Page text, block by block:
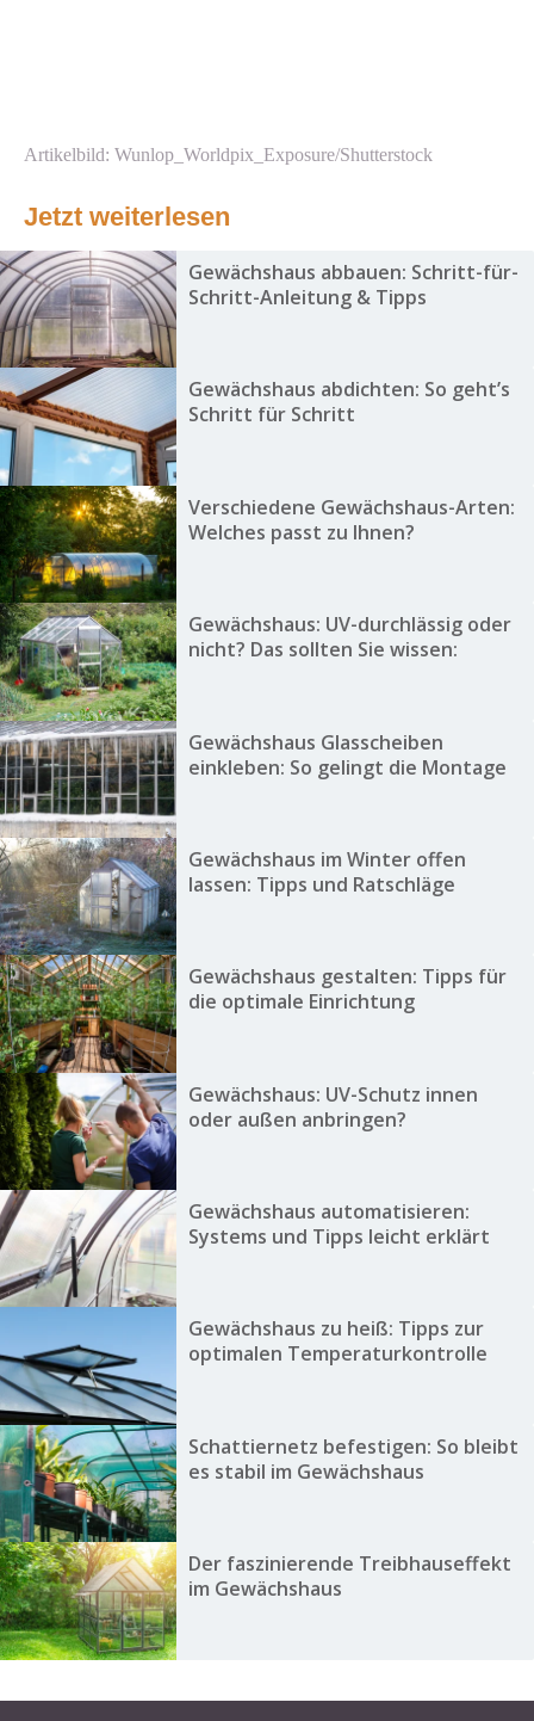
Artikelbild: Wunlop_Worldpix_Exposure/Shutterstock
Jetzt weiterlesen
Gewächshaus abbauen: Schritt-für-
Schritt-Anleitung & Tipps
Gewächshaus abdichten: So geht’s
Schritt für Schritt
Verschiedene Gewächshaus-Arten:
Welches passt zu Ihnen?
Gewächshaus: UV-durchlässig oder
nicht? Das sollten Sie wissen:
Gewächshaus Glasscheiben
einkleben: So gelingt die Montage
Gewächshaus im Winter offen
lassen: Tipps und Ratschläge
Gewächshaus gestalten: Tipps für
die optimale Einrichtung
Gewächshaus: UV-Schutz innen
oder außen anbringen?
Gewächshaus automatisieren:
Systems und Tipps leicht erklärt
Gewächshaus zu heiß: Tipps zur
optimalen Temperaturkontrolle
Schattiernetz befestigen: So bleibt
es stabil im Gewächshaus
Der faszinierende Treibhauseffekt
im Gewächshaus